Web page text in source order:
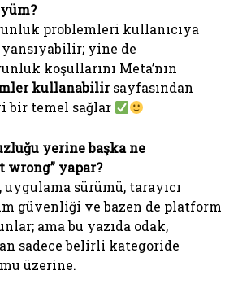
problemleri kullanıcıya
yine de
koşullarını Meta’nın
kullanabilirsayfasından
bir temel sağlar
yerine başka ne
wrong” yapar?
uygulama sürümü, tarayıcı
güvenliği ve bazen de platform
ama bu yazıda odak,
sadece belirli kategoride
üzerine.